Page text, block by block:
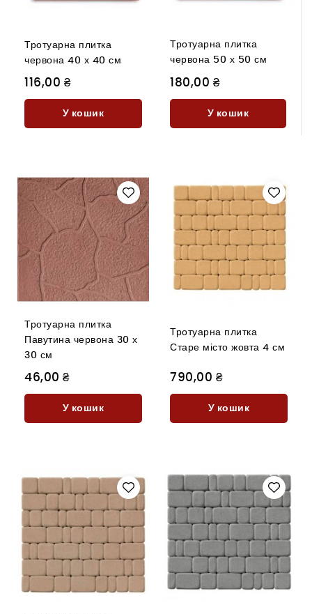
Тротуарна плитка
червона 40 х 40 см
116,00 ₴
У кошик
Тротуарна плитка
червона 50 х 50 см
180,00 ₴
У кошик
Тротуарна плитка
Павутина червона 30 х
30 см
46,00 ₴
У кошик
Тротуарна плитка
Старе місто жовта 4 см
790,00 ₴
У кошик